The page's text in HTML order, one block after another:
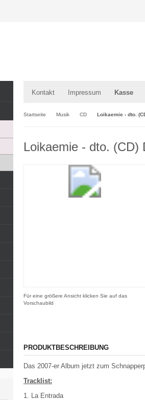
Kontakt Impressum Kasse
Startseite Musik CD Loikaemie - dto.
Loikaemie - dto. (CD)
Für eine größere Ansicht klicken Sie auf das
Vorschaubild
PRODUKTBESCHREIBUNG
Das 2007-er Album jetzt zum
Tracklist:
La Entrada